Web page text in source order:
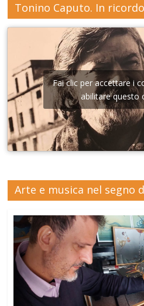
Tonino Caputo. In
Fai clic per accettare i
abilitare questo
Arte e musica nel segno